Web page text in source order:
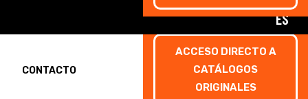
ES
CONTACTO
ACCESO DIRECTO A
CATÁLOGOS
ORIGINALES